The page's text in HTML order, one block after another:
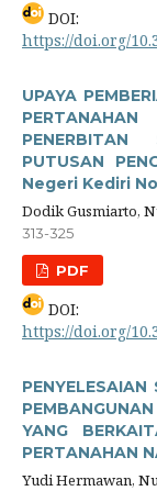
DOI:
https://doi.org/
UPAYA
PENERBITAN
PUTUSAN
Negeri Kediri
Dodik Gusmiarto,
313-325
PDF
DOI:
https://doi.org/
YANG
PERTANAHAN
Yudi Hermawan,